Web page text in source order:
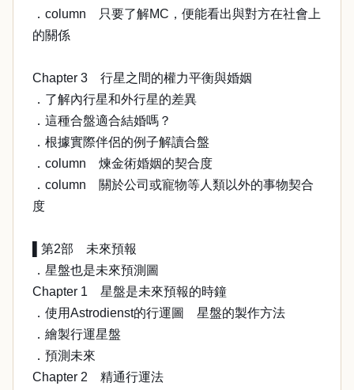
．column 只要了解MC，便能看出與對方在社會上
的關係
Chapter 3 行星之間的權力平衡與婚姻
．了解內行星和外行星的差異
．這種合盤適合結婚嗎？
．根據實際伴侶的例子解讀合盤
．column 煉金術婚姻的契合度
．column 關於公司或寵物等人類以外的事物契合
度
▌第2部 未來預報
．星盤也是未來預測圖
Chapter 1 星盤是未來預報的時鐘
．使用Astrodienst的行運圖 星盤的製作方法
．繪製行運星盤
．預測未來
Chapter 2 精通行運法